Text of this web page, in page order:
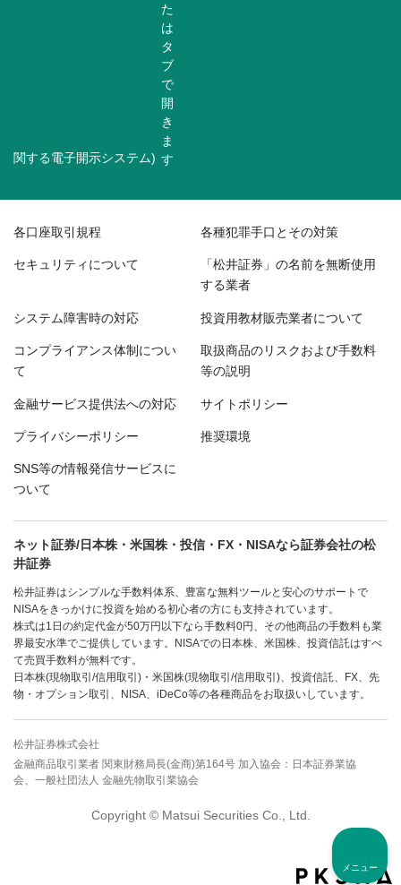
メニュー
関する電子開示システム)
各口座取引規程 各種犯罪手口とその対策
セキュリティについて 「松井証券」の名前を無断使用
する業者
システム障害時の対応 投資用教材販売業者について
コンプライアンス体制につい
て
取扱商品のリスクおよび手数料
等の説明
金融サービス提供法への対応 サイトポリシー
プライバシーポリシー 推奨環境
SNS等の情報発信サービスに
ついて
ネット証券/日本株・米国株・投信・FX・NISAなら証券会社の松
井証券
松井証券はシンプルな手数料体系、豊富な無料ツールと安心のサポートで
NISAをきっかけに投資を始める初心者の方にも支持されています。
株式は1日の約定代金が50万円以下なら手数料0円、その他商品の手数料も業
界最安水準でご提供しています。NISAでの日本株、米国株、投資信託はすべ
て売買手数料が無料です。
日本株(現物取引/信用取引)・米国株(現物取引/信用取引)、投資信託、FX、先
物・オプション取引、NISA、iDeCo等の各種商品をお取扱いしています。
松井証券株式会社
金融商品取引業者 関東財務局長(金商)第164号 加入協会：日本証券業協
会、一般社団法人 金融先物取引業協会
Copyright © Matsui Securities Co., Ltd.